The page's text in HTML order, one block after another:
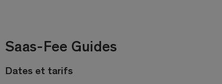
Saas-Fee Guides
Dates et tarifs